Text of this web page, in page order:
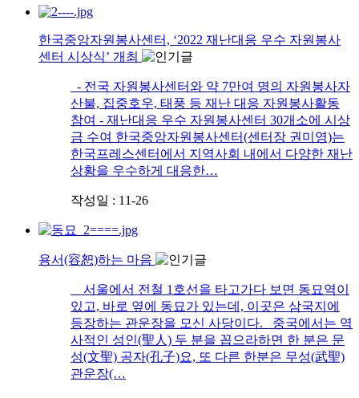
한국중앙자원봉사센터, ‘2022 재난대응 우수 자원봉사
센터 시상식’ 개최
- 전국 자원봉사센터와 약 7만여 명의 자원봉사자
산불, 집중호우, 태풍 등 재난 대응 자원봉사활동
참여 - 재난대응 우수 자원봉사센터 30개소에 시상
금 수여 한국중앙자원봉사센터(센터장 권미영)는
한국프레스센터에서 지역사회 내에서 다양한 재난
상황을 우수하게 대응한…
작성일 : 11-26
용서(容恕)하는 마음
서울에서 전철 1호선을 타고가다 보면 동묘역이
있고, 바로 옆에 동묘가 있는데, 이곳은 삼국지에
등장하는 관운장을 모신 사당이다. 중국에서는 역
사적인 성인(聖人) 두 분을 꼽으라하면 한 분은 문
성(文聖) 공자(孔子)요, 또 다른 한분은 무성(武聖)
관운장(…